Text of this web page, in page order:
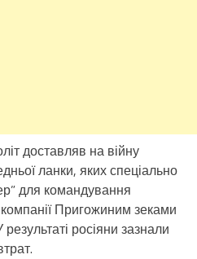
доставляв на війну
ланки, яких спеціально
для командування
Пригожиним зеками
росіяни зазнали